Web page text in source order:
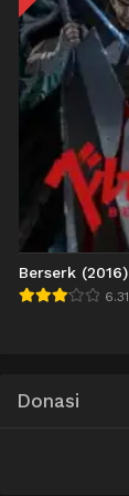
Berserk (2016)
6.31
Donasi